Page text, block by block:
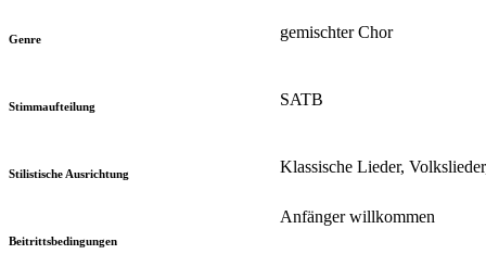
Genre gemischter Chor
Stimmaufteilung SATB
Stilistische Ausrichtung Klassische Lieder,
Beitrittsbedingungen
Anfänger willkommen